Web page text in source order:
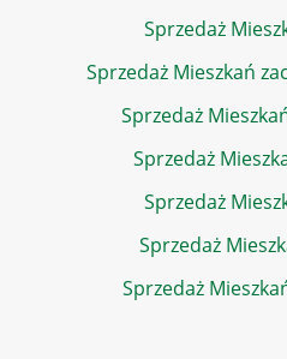
Sprzedaż
Sprzedaż Mieszkań
Sprzedaż
Sprzedaż
Sprzedaż
Sprzedaż
Sprzedaż